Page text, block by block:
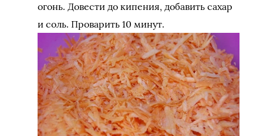
огонь. Довести до кипения, добавить сахар
и соль. Проварить 10 минут.